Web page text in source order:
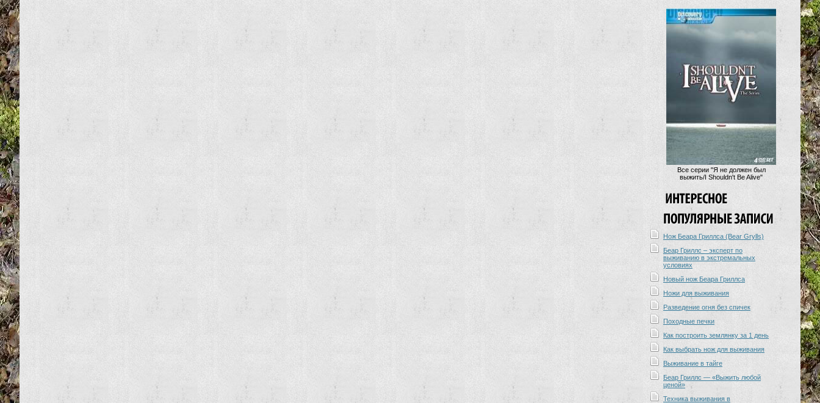
Все серии "Я не должен был
выжить/I Shouldn't Be Alive"
Нож Беара Гриллса (Bear Grylls)
Беар Гриллс – эксперт по
выживанию в экстремальных
условиях
Новый нож Беара Гриллса
Ножи для выживания
Разведение огня без спичек
Походные печки
Как построить землянку за 1 день
Как выбрать нож для выживания
Выживание в тайге
Беар Гриллс — «Выжить любой
ценой»
Техника выживания в